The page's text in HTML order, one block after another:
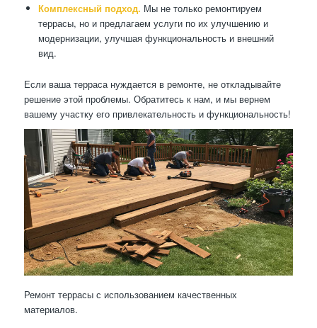
Комплексный подход. Мы не только ремонтируем
террасы, но и предлагаем услуги по их улучшению и
модернизации, улучшая функциональность и внешний
вид.
Если ваша терраса нуждается в ремонте, не откладывайте
решение этой проблемы. Обратитесь к нам, и мы вернем
вашему участку его привлекательность и функциональность!
Ремонт террасы с использованием качественных
материалов.